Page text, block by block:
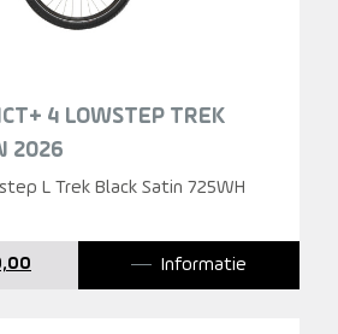
4 LOWSTEP TREK
2026
L Trek Black Satin 725WH
Informatie